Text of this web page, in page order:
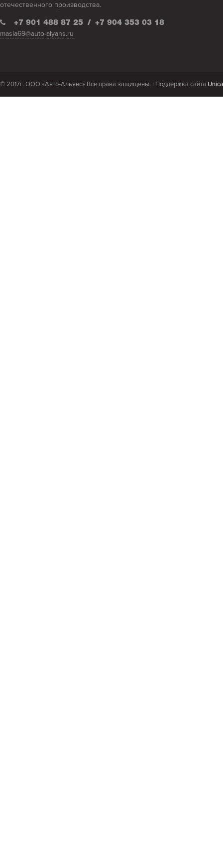
отечественного производства.
+7 901 488 87 25 / +7 904 353 03 18
masla69@auto-alyans.ru
© 2017г. ООО «Авто-Альянс» Все права защищены. | Поддержка сайта